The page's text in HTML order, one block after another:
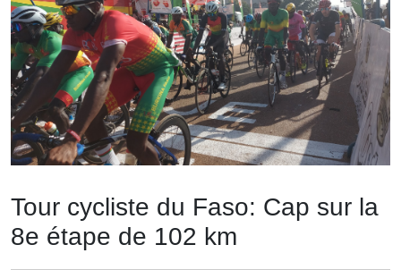
Tour cycliste du Faso: Cap sur la
8e étape de 102 km